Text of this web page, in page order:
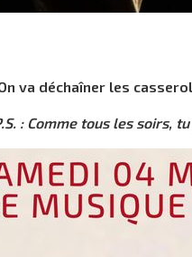
va déchaîner les
: Comme tous les soirs,